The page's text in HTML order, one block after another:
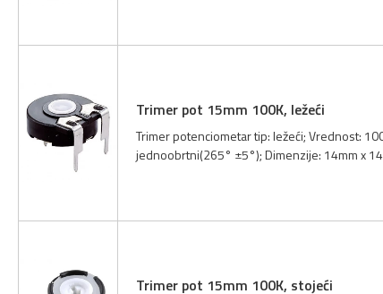
Trimer pot 15mm 100K, ležeći
Trimer potenciometar tip: ležeći; Vrednost:
jednoobrtni(265° ±5°); Dimenzije: 14mm x
Trimer pot 15mm 100K, stojeći